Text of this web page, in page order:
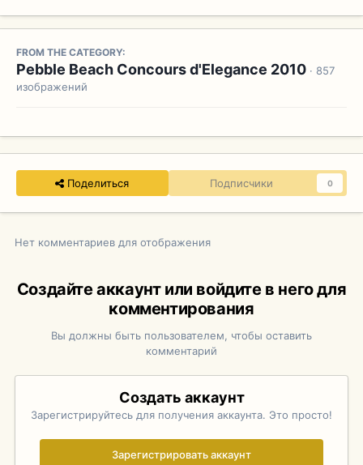
FROM THE CATEGORY:
Pebble Beach Concours d'Elegance 2010 · 857
изображений
Поделиться Подписчики 0
Нет комментариев для отображения
Создайте аккаунт или войдите в него для
комментирования
Вы должны быть пользователем, чтобы оставить
комментарий
Создать аккаунт
Зарегистрируйтесь для получения аккаунта. Это просто!
Зарегистрировать аккаунт